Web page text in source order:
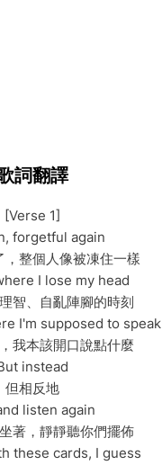
詞翻譯
[Verse 1]
forgetful again
，整個人像被凍住一樣
I lose my head
智、自亂陣腳的時刻
I'm supposed to speak
我本該開口說點什麼
instead
但相反地
listen again
著，靜靜聽你們擺佈
these cards, I guess